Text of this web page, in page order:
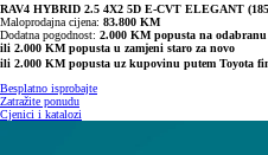
RAV4 HYBRID 2.5 4X2 5D E-CVT ELEGANT
Maloprodajna cijena: 83.800 KM
Dodatna pogodnost: 2.000 KM popusta na
ili 2.000 KM popusta u zamjeni staro za novo
ili 2.000 KM popusta uz kupovinu putem Toyota
Besplatno isprobajte
Zatražite ponudu
Cjenici i katalozi